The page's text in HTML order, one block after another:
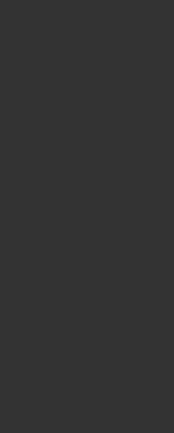
DE ESPINILLAS HYDRO-STAR +